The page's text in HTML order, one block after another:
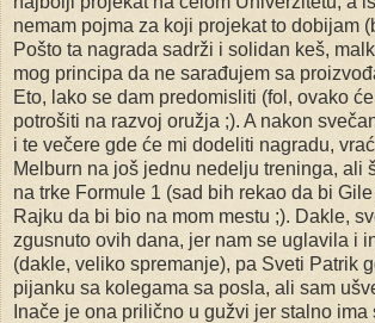
nemam pojma za koji projekat to dobijam
Pošto ta nagrada sadrži i solidan keš,
mog principa da ne sarađujem sa
Eto, lako se dam predomisliti (fol, ovako
potrošiti na razvoj oružja ;). A nakon
i te večere gde će mi dodeliti nagradu,
Melburn na još jednu nedelju treninga, ali
na trke Formule 1 (sad bih rekao da bi
Rajku da bi bio na mom mestu ;). Dakle,
zgusnuto ovih dana, jer nam se uglavila i
(dakle, veliko spremanje), pa Sveti Patrik
pijanku sa kolegama sa posla, ali sam
Inače je ona prilično u gužvi jer stalno ima